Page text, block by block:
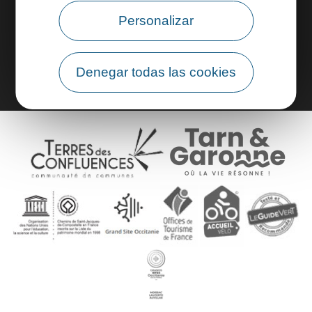
Personalizar
Denegar todas las cookies
Área profesional
Área de grupo